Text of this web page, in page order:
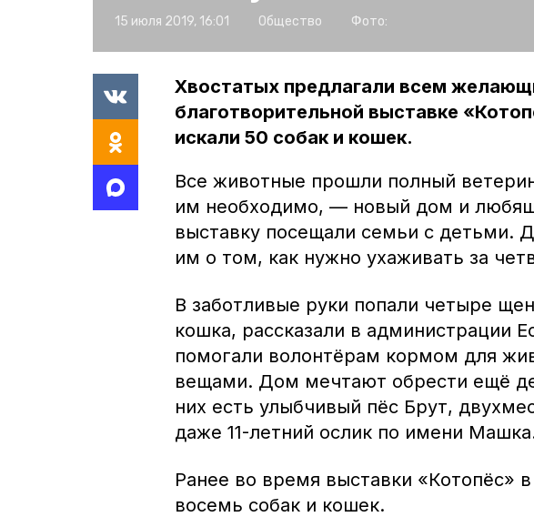
15 июля 2019, 16:01 Общество Фото:
Хвостатых предлагали всем
благотворительной выставке
искали 50 собак и кошек.
Все животные прошли полный
им необходимо, — новый дом и
выставку посещали семьи с детьми.
им о том, как нужно ухаживать за
В заботливые руки попали четыре
кошка, рассказали в администрации
помогали волонтёрам кормом для
вещами. Дом мечтают обрести ещё
них есть улыбчивый пёс Брут,
даже 11-летний ослик по имени
Ранее во время выставки «Котопёс»
восемь собак и кошек.